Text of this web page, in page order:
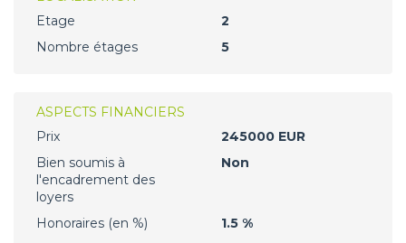
Etage
2
Nombre étages
5
ASPECTS FINANCIERS
Prix
245000 EUR
Bien soumis à
l'encadrement des
loyers
Non
Honoraires (en %) 1.5 %